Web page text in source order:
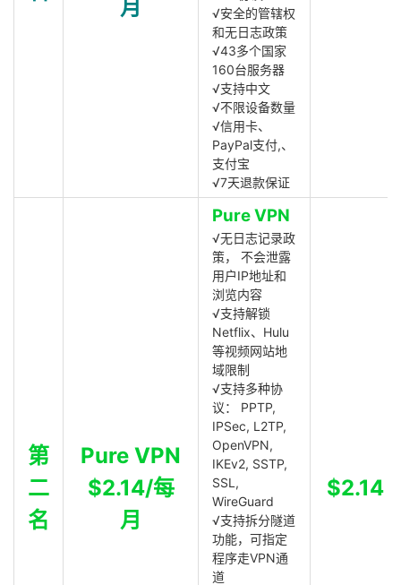
月
√安全的管辖权
和无日志政策
√43多个国家
160台服务器
√支持中文
√不限设备数量
√信用卡、
PayPal支付,、
支付宝
√7天退款保证
第
二
名
Pure VPN
$2.14/每
月
Pure VPN
√无日志记录政
策， 不会泄露
用户IP地址和
浏览内容
√支持解锁
Netflix、Hulu
等视频网站地
域限制
√支持多种协
议： PPTP,
IPSec, L2TP,
OpenVPN,
IKEv2, SSTP,
SSL,
WireGuard
√支持拆分隧道
功能，可指定
程序走VPN通
道
$2.14